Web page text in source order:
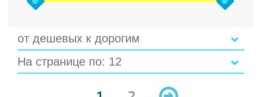
от дешевых к дорогим
На странице по: 12